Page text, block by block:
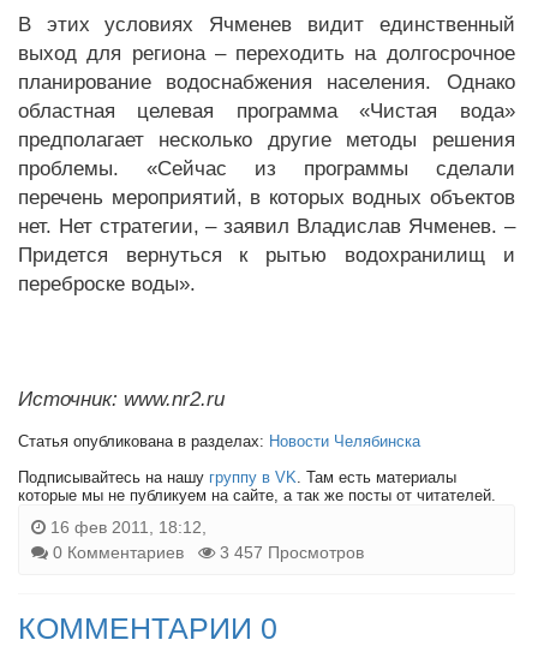
В этих условиях Ячменев видит единственный
выход для региона – переходить на долгосрочное
планирование водоснабжения населения. Однако
областная целевая программа «Чистая вода»
предполагает несколько другие методы решения
проблемы. «Сейчас из программы сделали
перечень мероприятий, в которых водных объектов
нет. Нет стратегии, – заявил Владислав Ячменев. –
Придется вернуться к рытью водохранилищ и
переброске воды».
Источник: www.nr2.ru
Статья опубликована в разделах: Новости Челябинска
Подписывайтесь на нашу группу в VK. Там есть материалы
которые мы не публикуем на сайте, а так же посты от читателей.
16 фев 2011, 18:12,
0 Комментариев
3 457 Просмотров
КОММЕНТАРИИ 0